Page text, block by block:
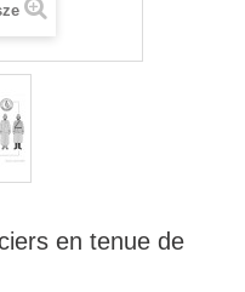
en tenue de